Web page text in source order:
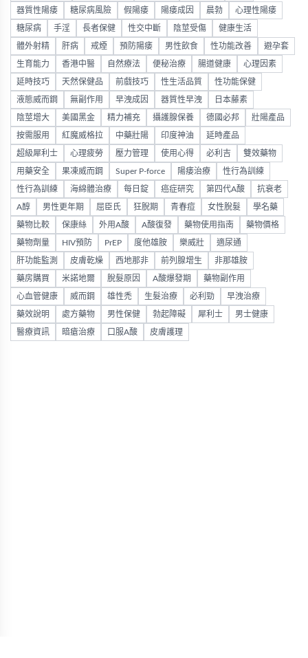
器質性陽痿 糖尿病風險 假陽痿 陽痿成因 晨勃 心理性陽痿
糖尿病 手淫 長者保健 性交中斷 陰莖受傷 健康生活
體外射精 肝病 戒煙 預防陽痿 男性飲食 性功能改善 避孕套
生育能力 香港中醫 自然療法 便秘治療 腸道健康 心理因素
延時技巧 天然保健品 前戲技巧 性生活品質 性功能保健
液態威而鋼 無副作用 早洩成因 器質性早洩 日本藤素
陰莖增大 美國黑金 精力補充 攝護腺保養 德國必邦 壯陽產品
按需服用 紅魔威格拉 中藥壯陽 印度神油 延時產品
超級犀利士 心理疲勞 壓力管理 使用心得 必利吉 雙效藥物
用藥安全 果凍威而鋼 Super P-force 陽痿治療 性行為訓練
性行為訓練 海綿體治療 每日錠 癌症研究 第四代A酸 抗衰老
A醇 男性更年期 屈臣氏 狂脫期 青春痘 女性脫髮 學名藥
藥物比較 保康絲 外用A酸 A酸復發 藥物使用指南 藥物價格
藥物劑量 HIV預防 PrEP 度他雄胺 樂威壯 適尿通
肝功能監測 皮膚乾燥 西地那非 前列腺增生 非那雄胺
藥房購買 米諾地爾 脫髮原因 A酸爆發期 藥物副作用
心血管健康 威而鋼 雄性禿 生髮治療 必利勁 早洩治療
藥效說明 處方藥物 男性保健 勃起障礙 犀利士 男士健康
醫療資訊 暗瘡治療 口服A酸 皮膚護理